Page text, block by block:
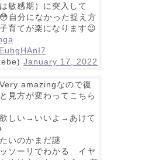
敏感期）に突入して
自分になかった捉え方
育てが楽になります😉
January 17, 2022
amazingなので復
見方が変わってこちら
しい→いいよ→あけて
いのかまだ謎
ソーリでわかる イヤ